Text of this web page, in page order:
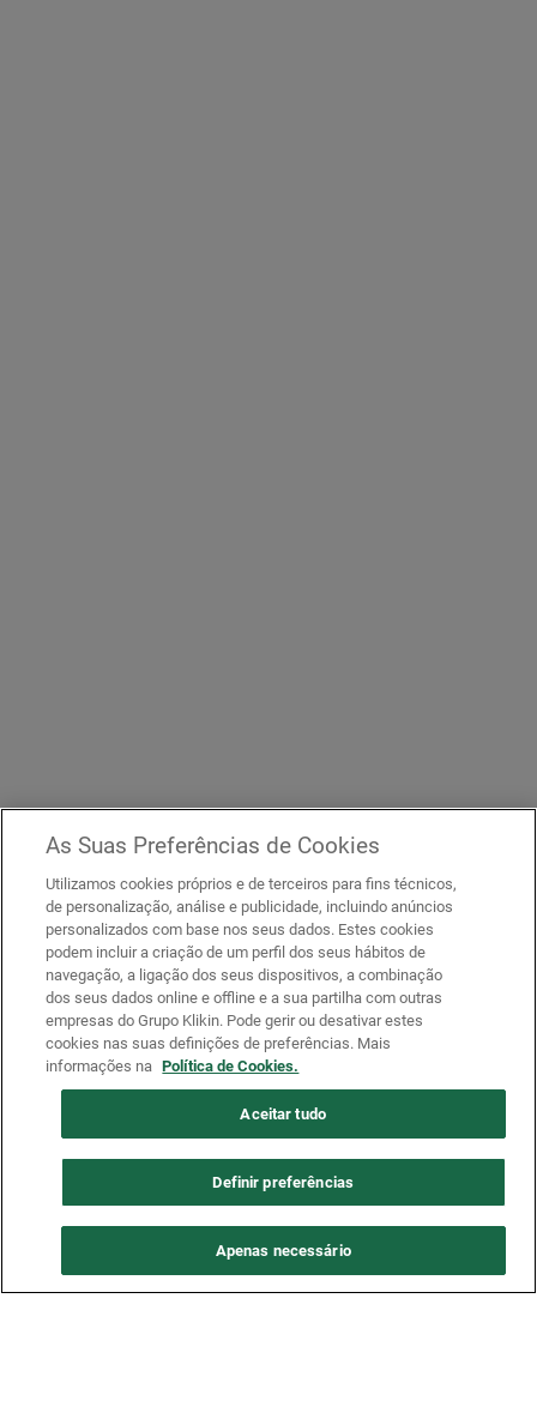
As Suas Preferências de Cookies
Utilizamos cookies próprios e de terceiros para fins técnicos,
de personalização, análise e publicidade, incluindo anúncios
personalizados com base nos seus dados. Estes cookies
podem incluir a criação de um perfil dos seus hábitos de
navegação, a ligação dos seus dispositivos, a combinação
dos seus dados online e offline e a sua partilha com outras
empresas do Grupo Klikin. Pode gerir ou desativar estes
cookies nas suas definições de preferências. Mais
informações na Política de Cookies.
Definir preferências
Apenas necessário
Aceitar tudo